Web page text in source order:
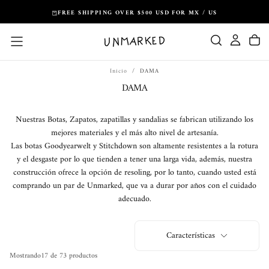
contenido
FREE SHIPPING OVER $500 USD FOR MX / US
Inicio / DAMA
DAMA
Nuestras Botas, Zapatos, zapatillas y sandalias se fabrican utilizando los
mejores materiales y el más alto nivel de artesanía.
Las botas Goodyearwelt y Stitchdown son altamente resistentes a la rotura
y el desgaste por lo que tienden a tener una larga vida, además, nuestra
construcción ofrece la opción de resoling, por lo tanto, cuando usted está
comprando un par de Unmarked, que va a durar por años con el cuidado
adecuado.
Características
Mostrando17de 73 productos